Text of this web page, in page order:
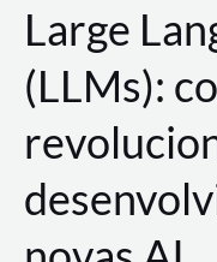
Large
(LLMs):